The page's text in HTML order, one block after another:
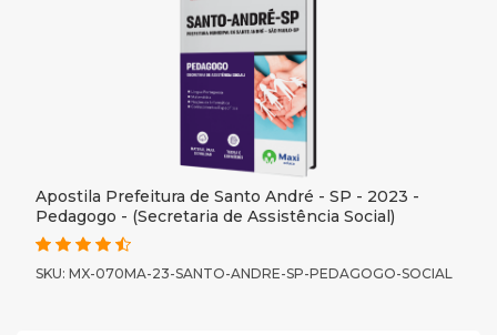
Apostila Prefeitura de Santo André - SP - 2023 -
Pedagogo - (Secretaria de Assistência Social)
SKU: MX-070MA-23-SANTO-ANDRE-SP-PEDAGOGO-SOCIAL